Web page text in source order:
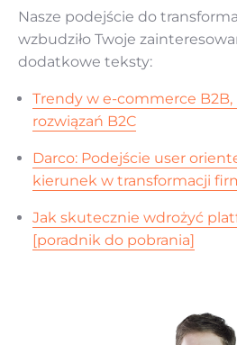
Nasze podejście do
wzbudziło Twoje
dodatkowe teksty:
Trendy w e-commerce B2B,
rozwiązań B2C
Darco: Podejście user
kierunek w transformacji
Jak skutecznie wdrożyć
[poradnik do pobrania]